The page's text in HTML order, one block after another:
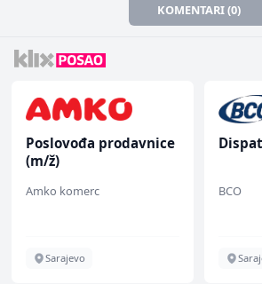
KOMENTARI (0)
Poslovođa prodavnice
(m/ž)
Amko komerc
Sarajevo
BCO